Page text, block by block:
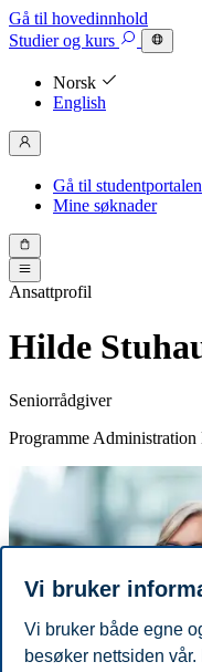
Gå til hovedinnhold
Studierog kurs
Norsk
English
Gå til studentportalen
Mine søknader
Ansattprofil
Hilde
Seniorrådgiver
Programme
Vi bruker
Vi bruker både egne
besøker nettsiden